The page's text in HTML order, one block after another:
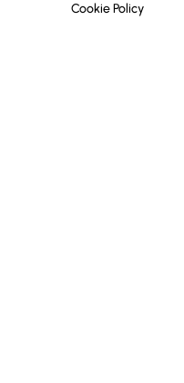
Cookie Policy